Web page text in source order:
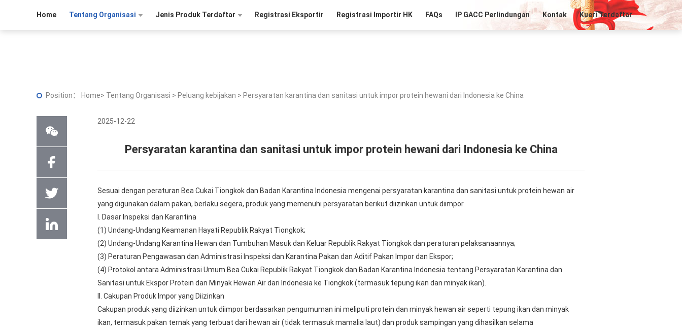
Home Tentang Organisasi Jenis Produk Terdaftar Registrasi Eksportir Registrasi Importir HK FAQs IP GACC Perlindungan Kontak Kueri Terdaftar
Position： Home> Tentang Organisasi > Peluang kebijakan > Persyaratan karantina dan sanitasi untuk impor protein hewani dari Indonesia ke China
2025-12-22
Persyaratan karantina dan sanitasi untuk impor protein hewani dari Indonesia ke China
Sesuai dengan peraturan Bea Cukai Tiongkok dan Badan Karantina Indonesia mengenai persyaratan karantina dan sanitasi untuk protein hewan air
yang digunakan dalam pakan, berlaku segera, produk yang memenuhi persyaratan berikut diizinkan untuk diimpor.
I. Dasar Inspeksi dan Karantina
(1) Undang-Undang Keamanan Hayati Republik Rakyat Tiongkok;
(2) Undang-Undang Karantina Hewan dan Tumbuhan Masuk dan Keluar Republik Rakyat Tiongkok dan peraturan pelaksanaannya;
(3) Peraturan Pengawasan dan Administrasi Inspeksi dan Karantina Pakan dan Aditif Pakan Impor dan Ekspor;
(4) Protokol antara Administrasi Umum Bea Cukai Republik Rakyat Tiongkok dan Badan Karantina Indonesia tentang Persyaratan Karantina dan
Sanitasi untuk Ekspor Protein dan Minyak Hewan Air dari Indonesia ke Tiongkok (termasuk tepung ikan dan minyak ikan).
II. Cakupan Produk Impor yang Diizinkan
Cakupan produk yang diizinkan untuk diimpor berdasarkan pengumuman ini meliputi protein dan minyak hewan air seperti tepung ikan dan minyak
ikan, termasuk pakan ternak yang terbuat dari hewan air (tidak termasuk mamalia laut) dan produk sampingan yang dihasilkan selama